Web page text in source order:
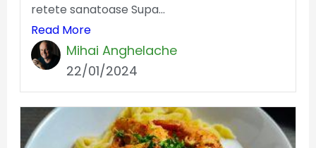
retete sanatoase Supa...
Read More
Mihai Anghelache
22/01/2024